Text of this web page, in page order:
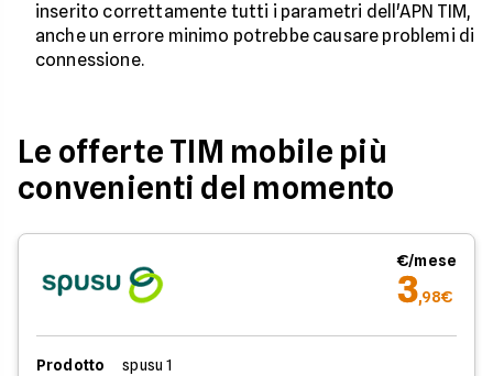
inserito correttamente tutti i parametri dell'APN TIM,
anche un errore minimo potrebbe causare problemi di
connessione.
Le offerte TIM mobile più
convenienti del momento
€/mese
3,98€
Prodotto
spusu 1